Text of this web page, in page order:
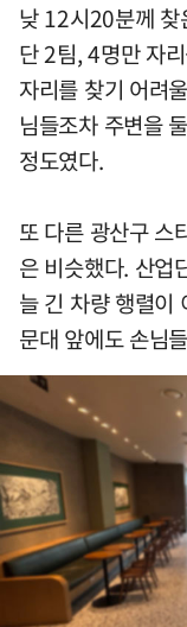
낮 12시20분께 찾
단 2팀, 4명만 자
자리를 찾기 어려
님들조차 주변을
정도였다.
또 다른 광산구 스
은 비슷했다. 산업
늘 긴 차량 행렬이
문대 앞에도 손님